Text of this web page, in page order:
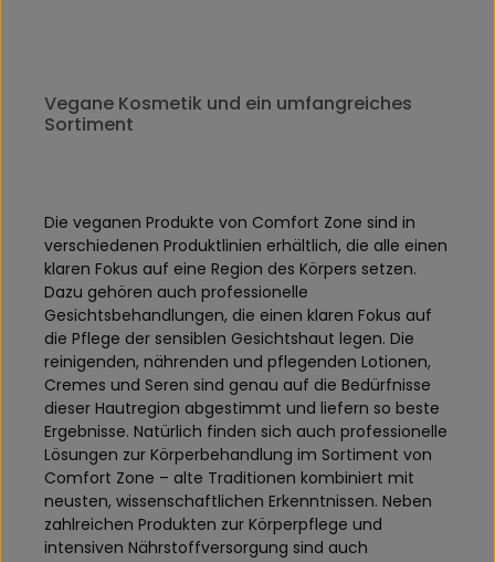
Vegane Kosmetik und ein umfangreiches
Sortiment
Die veganen Produkte von Comfort Zone sind in
verschiedenen Produktlinien erhältlich, die alle einen
klaren Fokus auf eine Region des Körpers setzen.
Dazu gehören auch professionelle
Gesichtsbehandlungen, die einen klaren Fokus auf
die Pflege der sensiblen Gesichtshaut legen. Die
reinigenden, nährenden und pflegenden Lotionen,
Cremes und Seren sind genau auf die Bedürfnisse
dieser Hautregion abgestimmt und liefern so beste
Ergebnisse. Natürlich finden sich auch professionelle
Lösungen zur Körperbehandlung im Sortiment von
Comfort Zone – alte Traditionen kombiniert mit
neusten, wissenschaftlichen Erkenntnissen. Neben
zahlreichen Produkten zur Körperpflege und
intensiven Nährstoffversorgung sind auch